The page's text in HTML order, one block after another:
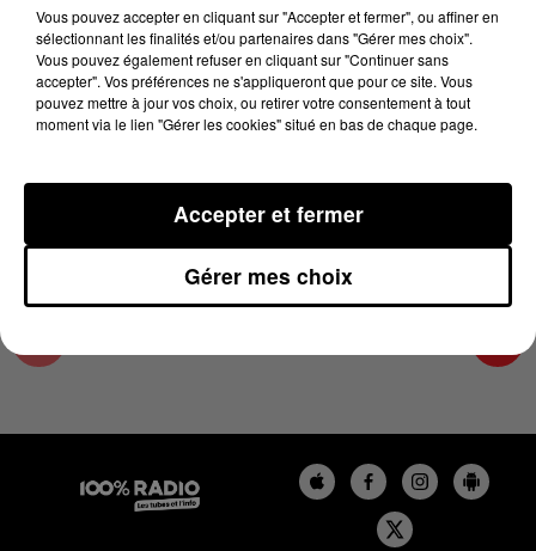
4 juin 2026 - 2 min 23 sec
LES INFOS DU COMMINGES DU 04/06/2026 À
09H59
Podcast infos du Comminges
Vous pouvez accepter en cliquant sur "Accepter et fermer", ou affiner en
sélectionnant les finalités et/ou partenaires dans "Gérer mes choix".
Vous pouvez également refuser en cliquant sur "Continuer sans
accepter". Vos préférences ne s'appliqueront que pour ce site. Vous
pouvez mettre à jour vos choix, ou retirer votre consentement à tout
moment via le lien "Gérer les cookies" situé en bas de chaque page.
Gérer mes choix
Accepter et fermer